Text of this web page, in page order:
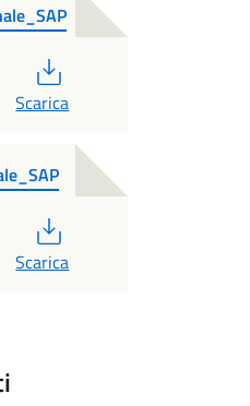
Scarica
Scarica